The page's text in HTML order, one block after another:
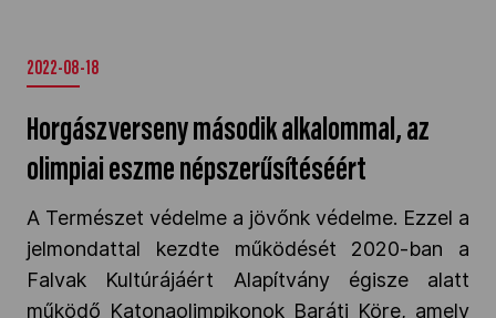
2022-08-18
Horgászverseny második alkalommal, az
olimpiai eszme népszerűsítéséért
A Természet védelme a jövőnk védelme. Ezzel a
jelmondattal kezdte működését 2020-ban a
Falvak Kultúrájáért Alapítvány égisze alatt
működő Katonaolimpikonok Baráti Köre, amely